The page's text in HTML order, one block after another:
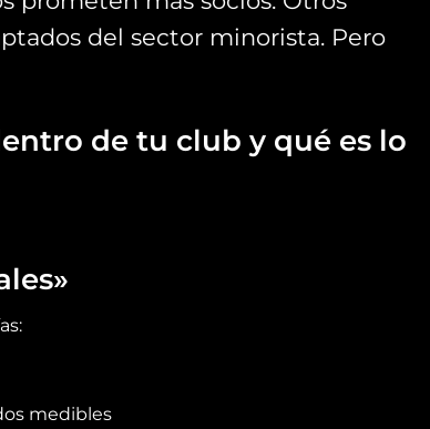
del sector minorista. Pero
de tu club y qué es lo
medibles